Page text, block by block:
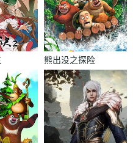
熊出没之探险
日记